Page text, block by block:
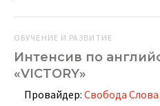
ОБУЧЕНИЕ И РАЗВИТИЕ
Интенсив по
«VICTORY»
Провайдер: Свобода Слова